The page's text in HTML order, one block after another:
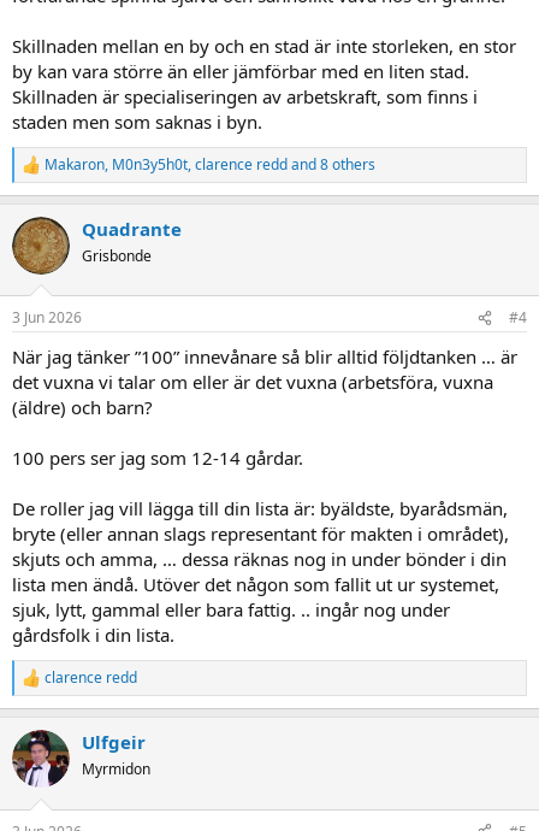
Skillnaden mellan en by och en stad är inte storleken, en stor
by kan vara större än eller jämförbar med en liten stad.
Skillnaden är specialiseringen av arbetskraft, som finns i
staden men som saknas i byn.
R
e
c
t
i
s
Makaron, M0n3y5h0t,clarence reddand 8 others
Quadrante
Grisbonde
3 Jun 2026 #4
När jag tänker ”100” innevånare så blir alltid följdtanken … är
det vuxna vi talar om eller är det vuxna (arbetsföra, vuxna
(äldre) och barn?
100 pers ser jag som 12-14 gårdar.
De roller jag vill lägga till din lista är: byäldste, byarådsmän,
bryte (eller annan slags representant för makten i området),
skjuts och amma, … dessa räknas nog in under bönder i din
lista men ändå. Utöver det någon som fallit ut ur systemet,
sjuk, lytt, gammal eller bara fattig. .. ingår nog under
gårdsfolk i din lista.
R
e
c
t
i
clarence redd
Ulfgeir
Myrmidon